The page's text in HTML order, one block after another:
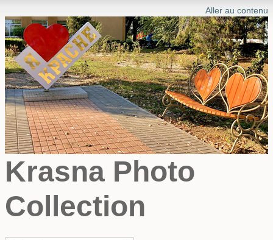
Aller au contenu
Krasna Photo
Collection